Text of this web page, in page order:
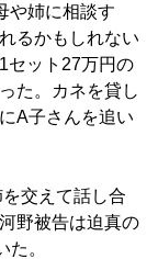
や姉に相談す
るかもしれない
セット27万円の
た。カネを貸し
A子さんを追い
交えて話し合
野被告は迫真の
。